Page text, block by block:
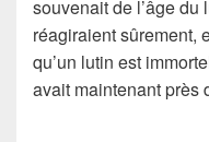
souvenait de l’âge
réagiraient sûrement,
qu’un lutin est
avait maintenant près